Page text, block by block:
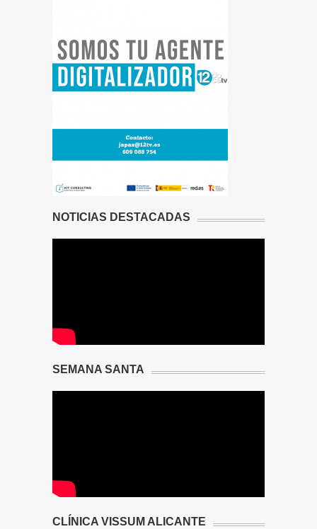
NOTICIAS DESTACADAS
SEMANA SANTA
CLÍNICA VISSUM ALICANTE